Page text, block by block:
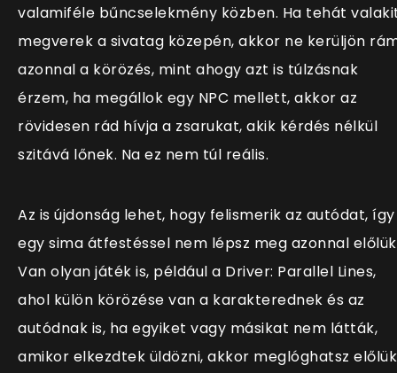
valamiféle bűncselekmény közben. Ha tehát
megverek a sivatag közepén, akkor ne kerüljön
azonnal a körözés, mint ahogy azt is túlzásnak
érzem, ha megállok egy NPC mellett, akkor az
rövidesen rád hívja a zsarukat, akik kérdés nélkül
szitává lőnek. Na ez nem túl reális.
Az is újdonság lehet, hogy felismerik az autódat, így
egy sima átfestéssel nem lépsz meg azonnal
Van olyan játék is, például a Driver: Parallel Lines,
ahol külön körözése van a karakterednek és az
autódnak is, ha egyiket vagy másikat nem látták,
amikor elkezdtek üldözni, akkor meglóghatsz